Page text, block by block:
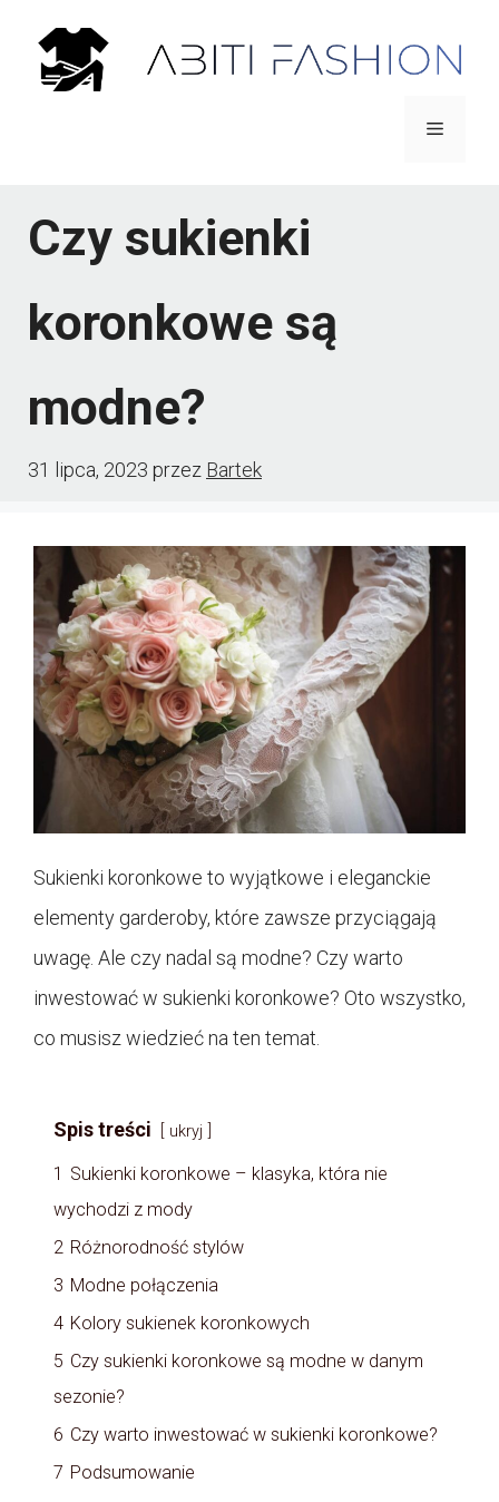
Menu
Czy sukienki
koronkowe są
modne?
31 lipca, 2023 przez Bartek
Sukienki koronkowe to wyjątkowe i eleganckie
elementy garderoby, które zawsze przyciągają
uwagę. Ale czy nadal są modne? Czy warto
inwestować w sukienki koronkowe? Oto wszystko,
co musisz wiedzieć na ten temat.
Spis treści ukryj
1 Sukienki koronkowe – klasyka, która nie
wychodzi z mody
2 Różnorodność stylów
3 Modne połączenia
4 Kolory sukienek koronkowych
5 Czy sukienki koronkowe są modne w danym
sezonie?
6 Czy warto inwestować w sukienki koronkowe?
7 Podsumowanie